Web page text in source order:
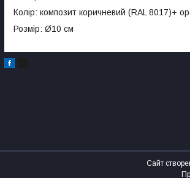
Колір: композит коричневий (RAL 8017)+
Розмір: Ø10 см
Сайт